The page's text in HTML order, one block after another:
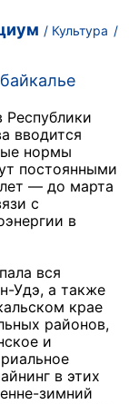
Культура
Республики
вводится
нормы
постоянными
лет — до марта
с
в
вся
Удэ, а также
крае
районов,
и
в этих
зимний